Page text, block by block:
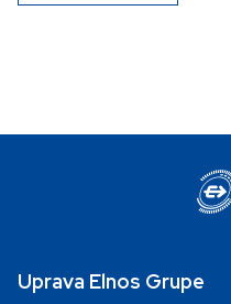
Uprava Elnos Grupe